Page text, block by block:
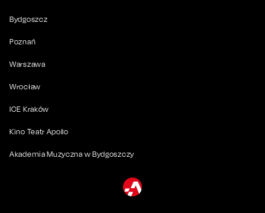
Bydgoszcz
Poznań
Warszawa
Wrocław
ICE Kraków
Kino Teatr Apollo
Akademia Muzyczna w Bydgoszczy